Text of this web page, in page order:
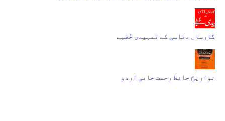
گارساں دتاسی کے تمہیدی خُطبے
تواریخ حافظ رحمت خانی اردو